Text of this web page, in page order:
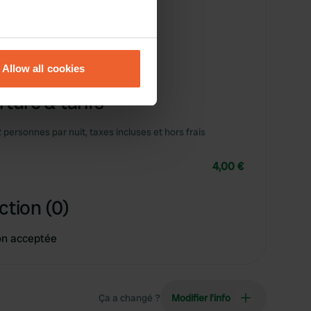
meters
our traffic. We also share
who may combine it with
Allow all cookies
& tarifs
par nuit, taxes incluses et hors frais
4,00 €
(0)
acceptée
Ça a changé ? Modifier l’info